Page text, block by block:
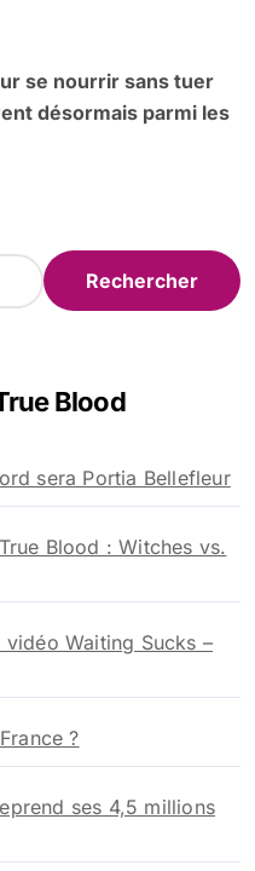
se nourrir sans tuer
désormais parmi les
Blood
sera Portia Bellefleur
Blood : Witches vs.
Waiting Sucks –
?
ses 4,5 millions